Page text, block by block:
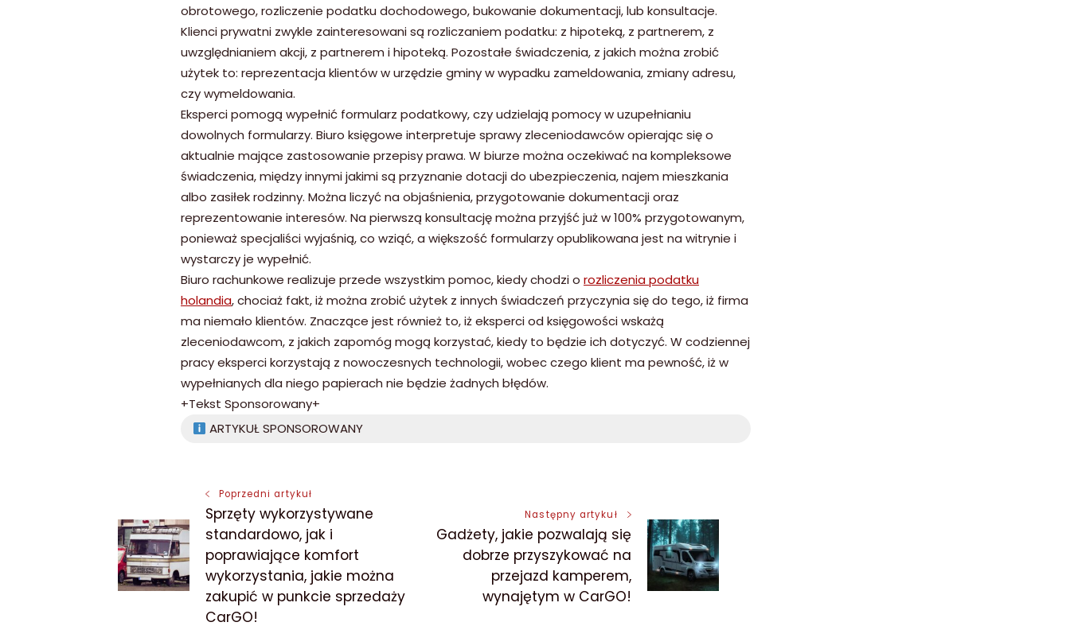
obrotowego, rozliczenie podatku dochodowego, bukowanie dokumentacji, lub konsultacje.
Klienci prywatni zwykle zainteresowani są rozliczaniem podatku: z hipoteką, z partnerem, z
uwzględnianiem akcji, z partnerem i hipoteką. Pozostałe świadczenia, z jakich można zrobić
użytek to: reprezentacja klientów w urzędzie gminy w wypadku zameldowania, zmiany adresu,
czy wymeldowania.
Eksperci pomogą wypełnić formularz podatkowy, czy udzielają pomocy w uzupełnianiu
dowolnych formularzy. Biuro księgowe interpretuje sprawy zleceniodawców opierając się o
aktualnie mające zastosowanie przepisy prawa. W biurze można oczekiwać na kompleksowe
świadczenia, między innymi jakimi są przyznanie dotacji do ubezpieczenia, najem mieszkania
albo zasiłek rodzinny. Można liczyć na objaśnienia, przygotowanie dokumentacji oraz
reprezentowanie interesów. Na pierwszą konsultację można przyjść już w 100% przygotowanym,
ponieważ specjaliści wyjaśnią, co wziąć, a większość formularzy opublikowana jest na witrynie i
wystarczy je wypełnić.
Biuro rachunkowe realizuje przede wszystkim pomoc, kiedy chodzi o rozliczenia podatku
holandia, chociaż fakt, iż można zrobić użytek z innych świadczeń przyczynia się do tego, iż firma
ma niemało klientów. Znaczące jest również to, iż eksperci od księgowości wskażą
zleceniodawcom, z jakich zapomóg mogą korzystać, kiedy to będzie ich dotyczyć. W codziennej
pracy eksperci korzystają z nowoczesnych technologii, wobec czego klient ma pewność, iż w
wypełnianych dla niego papierach nie będzie żadnych błędów.
+Tekst Sponsorowany+
ARTYKUŁ SPONSOROWANY
Nawigacja
wpisu
Poprzedni artykuł
Sprzęty wykorzystywane
standardowo, jak i
poprawiające komfort
wykorzystania, jakie można
zakupić w punkcie sprzedaży
CarGO!
Następny artykuł
Gadżety, jakie pozwalają się
dobrze przyszykować na
przejazd kamperem,
wynajętym w CarGO!